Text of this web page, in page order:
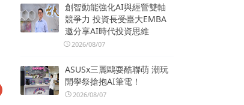
創智動能強化AI與經營雙軸
競爭力 投資長受臺大EMBA
邀分享AI時代投資思維
2026/08/07
ASUSx三麗鷗耍酷聯萌 潮玩
開學祭搶抱AI筆電！
2026/08/07